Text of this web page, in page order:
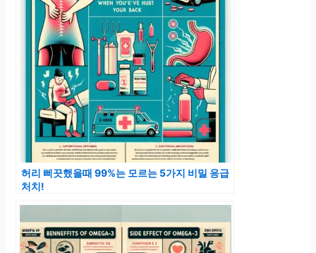
허리 삐끗했을때 99%는 모르는 5가지 비밀 응급
처치!